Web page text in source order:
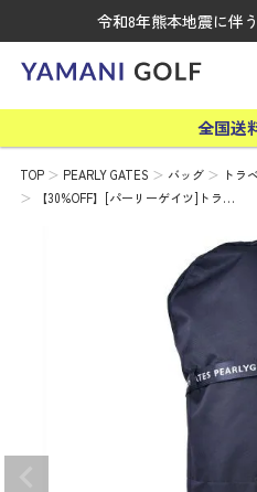
令和8年熊本地震に伴
全国送
TOP PEARLY GATES バッグ
トラ
【30%OFF】[パーリーゲイツ]トラ…